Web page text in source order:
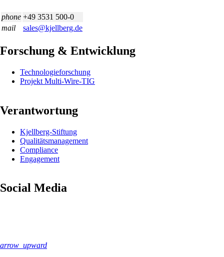
phone +49 3531 500-0
mail
sales@kjellberg.de
Forschung & Entwicklung
Navigation
überspringen
Technologieforschung
Projekt Multi-Wire-TIG
Verantwortung
Navigation
überspringen
Kjellberg-Stiftung
Qualitäts­management
Compliance
Engagement
Social Media
arrow_upward